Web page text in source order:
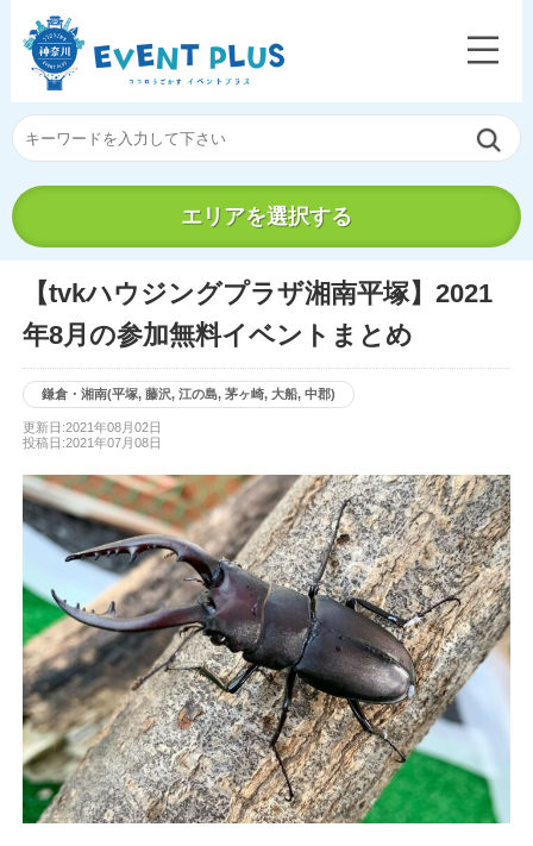
エリアを選択する
【tvkハウジングプラザ湘南平塚】2021
年8月の参加無料イベントまとめ
鎌倉・湘南(平塚, 藤沢, 江の島, 茅ヶ崎, 大船, 中郡)
更新日:2021年08月02日
投稿日:2021年07月08日